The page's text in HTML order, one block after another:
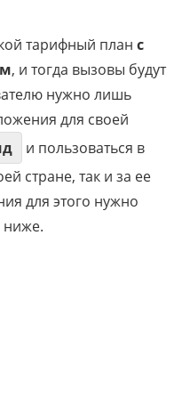
тарифный план с
, и тогда вызовы будут
нужно лишь
для своей
и пользоваться в
стране, так и за ее
для этого нужно
ниже.